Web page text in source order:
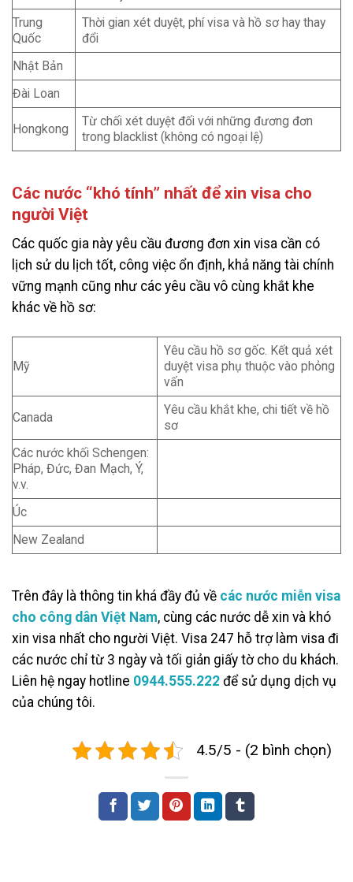
Trung
Quốc
Thời gian xét duyệt, phí visa và hồ sơ hay thay
đổi
Nhật Bản
Đài Loan
Hongkong
Từ chối xét duyệt đối với những đương đơn
trong blacklist (không có ngoại lệ)
Các nước “khó tính” nhất để xin visa cho
người Việt
Các quốc gia này yêu cầu đương đơn xin visa cần có
lịch sử du lịch tốt, công việc ổn định, khả năng tài chính
vững mạnh cũng như các yêu cầu vô cùng khắt khe
khác về hồ sơ:
Mỹ
Yêu cầu hồ sơ gốc. Kết quả xét
duyệt visa phụ thuộc vào phỏng
vấn
Canada
Yêu cầu khắt khe, chi tiết về hồ
sơ
Các nước khối Schengen:
Pháp, Đức, Đan Mạch, Ý,
v.v.
Úc
New Zealand
Trên đây là thông tin khá đầy đủ về các nước miễn visa
cho công dân Việt Nam, cùng các nước dễ xin và khó
xin visa nhất cho người Việt. Visa 247 hỗ trợ làm visa đi
các nước chỉ từ 3 ngày và tối giản giấy tờ cho du khách.
Liên hệ ngay hotline 0944.555.222 để sử dụng dịch vụ
của chúng tôi.
4.5/5 - (2 bình chọn)